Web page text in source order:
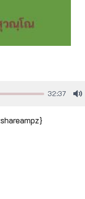
32:37